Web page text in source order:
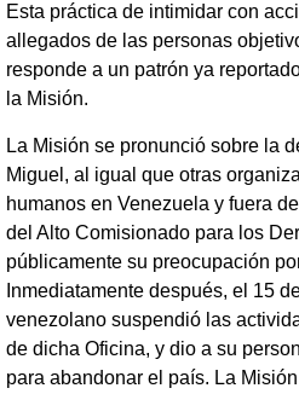
Esta práctica de intimidar con
allegados de las personas
responde a un patrón ya
la Misión.
La Misión se pronunció sobre la
Miguel, al igual que otras
humanos en Venezuela y fuera
del Alto Comisionado para los
públicamente su preocupación
Inmediatamente después, el 15
venezolano suspendió las
de dicha Oficina, y dio a su
para abandonar el país. La